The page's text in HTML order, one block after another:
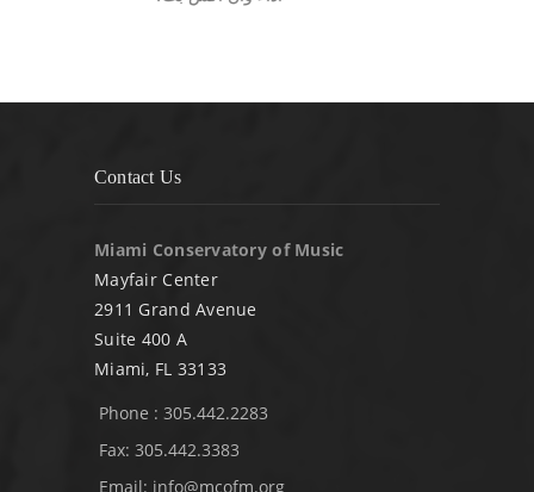
Contact Us
Miami Conservatory of Music
Mayfair Center
2911 Grand Avenue
Suite 400 A
Miami, FL 33133
Phone : 305.442.2283
Fax: 305.442.3383
Email: info@mcofm.org